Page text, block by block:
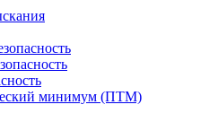
минимум (ПТМ)